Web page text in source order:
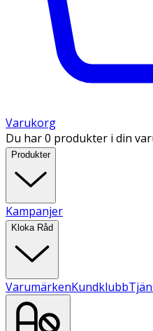
Varukorg
Du har 0 produkter i din
Produkter
Kampanjer
Kloka Råd
VarumärkenKundklubb